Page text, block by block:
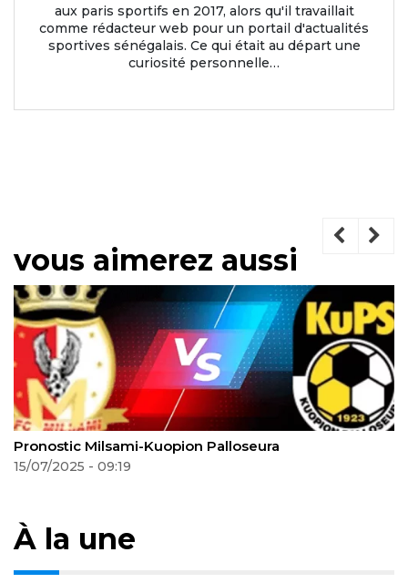
aux paris sportifs en 2017, alors qu'il travaillait
comme rédacteur web pour un portail d'actualités
sportives sénégalais. Ce qui était au départ une
curiosité personnelle…
vous aimerez aussi
Pronostic Dynamo Moscou-Baltika Kaliningrad
18/07/2025 - 08:25
À la une